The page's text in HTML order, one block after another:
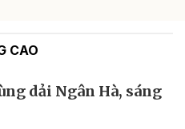
CAO
dải Ngân Hà, sáng